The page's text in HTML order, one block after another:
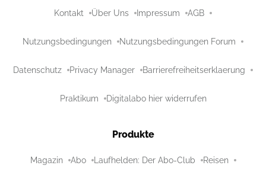
Kontakt Über Uns Impressum AGB
Nutzungsbedingungen Nutzungsbedingungen Forum
Datenschutz Privacy Manager Barrierefreiheitserklaerung
Praktikum Digitalabo hier widerrufen
Produkte
Magazin Abo Laufhelden: Der Abo-Club Reisen